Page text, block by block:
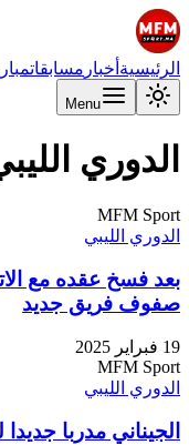
الرئيسية أخبار مسابقات
Menu
الدوري
MFM Sport
الدوري الليبي
بعد فسخ عقده مع
صفوف فريق جديد
19 فبراير 2025
MFM Sport
الدوري الليبي
الجيناني مدربا